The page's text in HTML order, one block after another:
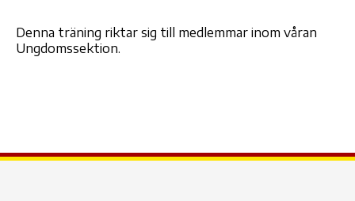
Denna träning riktar sig till medlemmar inom våran
Ungdomssektion.